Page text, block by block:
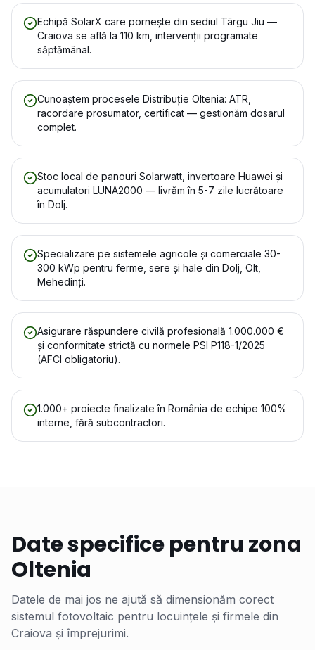
Echipă SolarX care pornește din sediul Târgu Jiu —
Craiova se află la 110 km, intervenții programate
săptămânal.
Cunoaștem procesele Distribuție Oltenia: ATR,
racordare prosumator, certificat — gestionăm dosarul
complet.
Stoc local de panouri Solarwatt, invertoare Huawei și
acumulatori LUNA2000 — livrăm în 5-7 zile lucrătoare
în Dolj.
Specializare pe sistemele agricole și comerciale 30-
300 kWp pentru ferme, sere și hale din Dolj, Olt,
Mehedinți.
Asigurare răspundere civilă profesională 1.000.000 €
și conformitate strictă cu normele PSI P118-1/2025
(AFCI obligatoriu).
1.000+ proiecte finalizate în România de echipe 100%
interne, fără subcontractori.
Date specifice pentru zona
Oltenia
Datele de mai jos ne ajută să dimensionăm corect
sistemul fotovoltaic pentru locuințele și firmele din
Craiova și împrejurimi.